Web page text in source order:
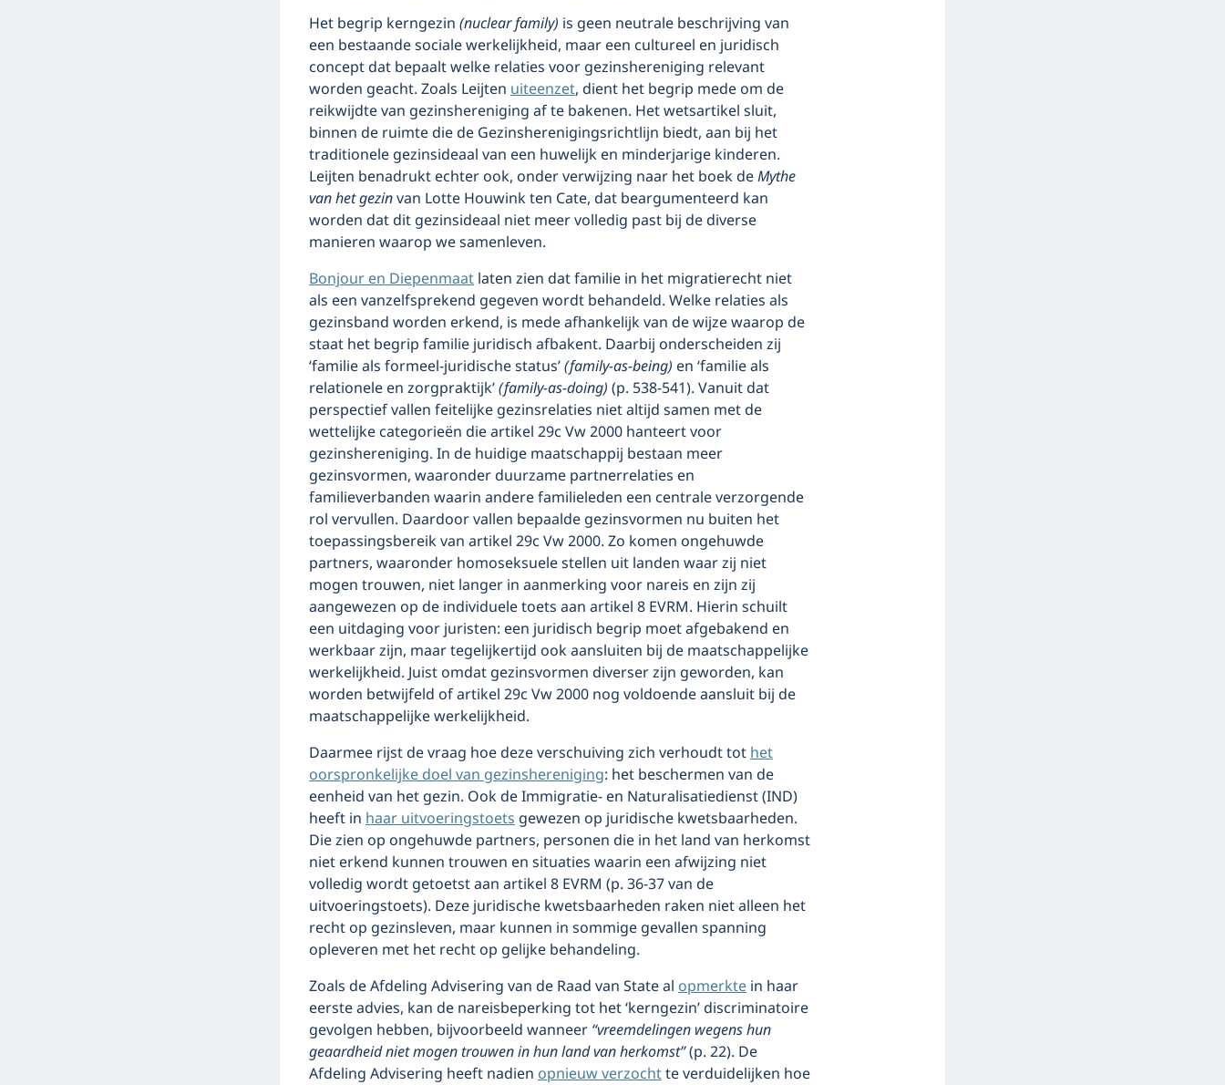
Het begrip kerngezin(nuclear family) is geen neutrale beschrijving van
een bestaande sociale werkelijkheid, maar een cultureel en juridisch
concept dat bepaalt welke relaties voor gezinshereniging relevant
worden geacht. Zoals Leijtenuiteenzet, dient het begrip mede om de
reikwijdte van gezinshereniging af te bakenen. Het wetsartikel sluit,
binnen de ruimte die de Gezinsherenigingsrichtlijn biedt, aan bij het
traditionele gezinsideaal van een huwelijk en minderjarige kinderen.
Leijten benadrukt echter ook, onder verwijzing naar het boek deMythe
van het gezinvan Lotte Houwink ten Cate, dat beargumenteerd kan
worden dat dit gezinsideaal niet meer volledig past bij de diverse
manieren waarop we samenleven.
Bonjour en Diepenmaatlaten zien dat familie in het migratierecht niet
als een vanzelfsprekend gegeven wordt behandeld. Welke relaties als
gezinsband worden erkend, is mede afhankelijk van de wijze waarop de
staat het begrip familie juridisch afbakent. Daarbij onderscheiden zij
‘familie als formeel-juridische status’(family-as-being) en ‘familie als
relationele en zorgpraktijk’(family-as-doing)(p. 538-541). Vanuit dat
perspectief vallen feitelijke gezinsrelaties niet altijd samen met de
wettelijke categorieën die artikel 29c Vw 2000 hanteert voor
gezinshereniging. In de huidige maatschappij bestaan meer
gezinsvormen, waaronder duurzame partnerrelaties en
familieverbanden waarin andere familieleden een centrale verzorgende
rol vervullen. Daardoor vallen bepaalde gezinsvormen nu buiten het
toepassingsbereik van artikel 29c Vw 2000. Zo komen ongehuwde
partners, waaronder homoseksuele stellen uit landen waar zij niet
mogen trouwen, niet langer in aanmerking voor nareis en zijn zij
aangewezen op de individuele toets aan artikel 8 EVRM. Hierin schuilt
een uitdaging voor juristen: een juridisch begrip moet afgebakend en
werkbaar zijn, maar tegelijkertijd ook aansluiten bij de maatschappelijke
werkelijkheid. Juist omdat gezinsvormen diverser zijn geworden, kan
worden betwijfeld of artikel 29c Vw 2000 nog voldoende aansluit bij de
maatschappelijke werkelijkheid.
Daarmee rijst de vraag hoe deze verschuiving zich verhoudt tothet
oorspronkelijke doel van gezinshereniging: het beschermen van de
eenheid van het gezin. Ook de Immigratie- en Naturalisatiedienst (IND)
heeft inhaar uitvoeringstoetsgewezen op juridische kwetsbaarheden.
Die zien op ongehuwde partners, personen die in het land van herkomst
niet erkend kunnen trouwen en situaties waarin een afwijzing niet
volledig wordt getoetst aan artikel 8 EVRM (p. 36-37 van de
uitvoeringstoets). Deze juridische kwetsbaarheden raken niet alleen het
recht op gezinsleven, maar kunnen in sommige gevallen spanning
opleveren met het recht op gelijke behandeling.
Zoals de Afdeling Advisering van de Raad van State alopmerktein haar
eerste advies, kan de nareisbeperking tot het ‘kerngezin’ discriminatoire
gevolgen hebben, bijvoorbeeld wanneer“vreemdelingen wegens hun
geaardheid niet mogen trouwen in hun land van herkomst”(p. 22). De
Afdeling Advisering heeft nadienopnieuw verzochtte verduidelijken hoe